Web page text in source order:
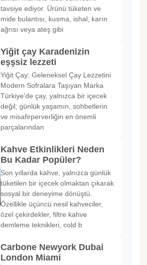
tavsiye ediyor. Ürünü tüketen ve
mide bulantısı, kusma, ishal, karın
ağrısı veya ateş gibi
Yiğit çay Karadenizin
eşşsiz lezzeti
Yiğit Çay: Geleneksel Çay Lezzetini
Modern Sofralara Taşıyan Marka
Türkiye’de çay, yalnızca bir içecek
değil; günlük yaşamın, sohbetlerin
ve misafirperverliğin en önemli
parçalarından
Kahve Etkinlikleri Neden
Bu Kadar Popüler?
Son yıllarda kahve, yalnızca günlük
tüketilen bir içecek olmaktan çıkarak
sosyal bir deneyime dönüştü.
Özellikle üçüncü nesil kahveciler,
özel çekirdekler, filtre kahve
demleme teknikleri, cold b
Carbone Newyork Dubai
London Miami